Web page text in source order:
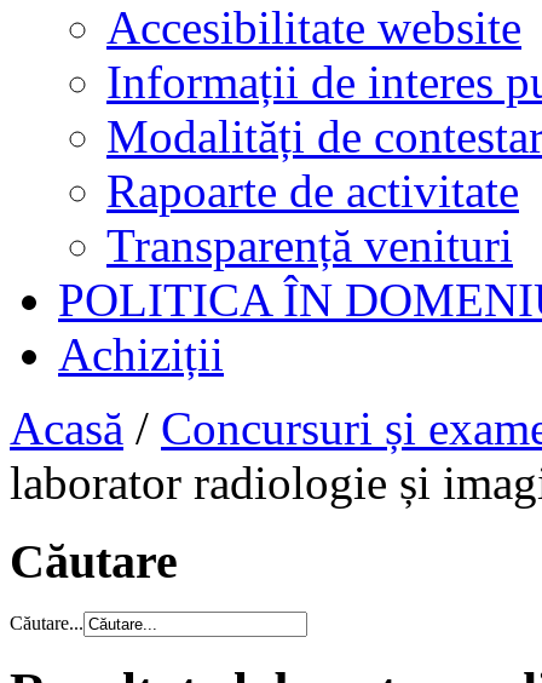
Accesibilitate website
Informații de interes
Modalități de
Rapoarte de activitate
Transparență venituri
POLITICA ÎN
Achiziții
Acasă / Concursuri și
laborator radiologie și
Căutare
Căutare...